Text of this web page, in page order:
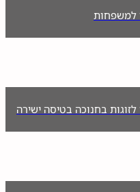
למשפחות
בחנוכה בטיסה ישירה